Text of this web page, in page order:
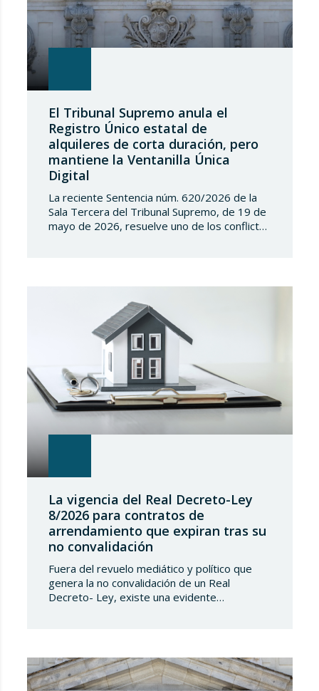
El Tribunal Supremo anula el
Registro Único estatal de
alquileres de corta duración, pero
mantiene la Ventanilla Única
Digital
La reciente Sentencia núm. 620/2026 de la
Sala Tercera del Tribunal Supremo, de 19 de
mayo de 2026, resuelve uno de los conflictos
implantar un Registro Único de
La vigencia del Real Decreto-Ley
8/2026 para contratos de
arrendamiento que expiran tras su
no convalidación
Fuera del revuelo mediático y político que
genera la no convalidación de un Real
Decreto- Ley, existe una evidente
caso del Real Decreto-Ley 8/2026, de 20 de
marzo, de medidas en el alquiler en
respuesta…